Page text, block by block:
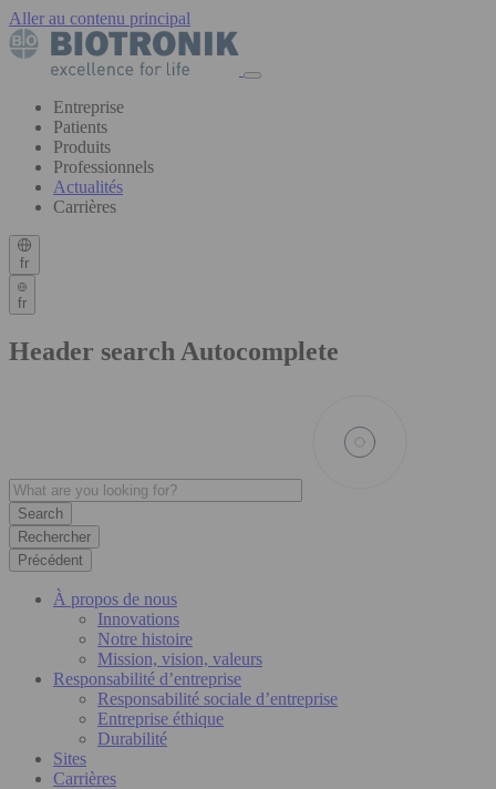
Aller au contenu principal
Entreprise
Patients
Produits
Professionnels
Actualités
Carrières
fr
fr
Header search Autocomplete
Rechercher
Précédent
À propos de nous
Innovations
Notre histoire
Mission, vision, valeurs
Responsabilité d’entreprise
Responsabilité sociale d’entreprise
Entreprise éthique
Durabilité
Sites
Carrières